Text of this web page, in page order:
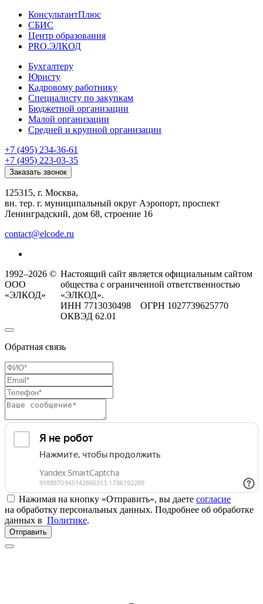
КонсультантПлюс
СБИС
Центр образования
PRO.ЭЛКОД
Бухгалтеру
Юристу
Кадровому работнику
Специалисту по закупкам
Бюджетной организации
Малой организации
Средней и крупной организации
+7 (495) 234-36-61
+7 (495) 223-03-35
Заказать звонок
125315, г. Москва,
вн. тер. г. муниципальный округ Аэропорт, проспект
Ленинградский, дом 68, строение 16
contact@elcode.ru
1992–2026 ©
ООО
«ЭЛКОД»
Настоящий сайт является официальным сайтом
общества с ограниченной ответственностью
«ЭЛКОД».
ИНН 7713030498 ОГРН 1027739625770
ОКВЭД 62.01
Обратная связь
Нажимая на кнопку «Отправить», вы даете согласие
на обработку персональных данных. Подробнее об обработке
данных в Политике.
Отправить